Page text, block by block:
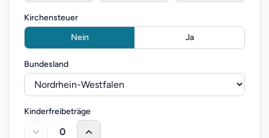
Kirchensteuer
Nein
Ja
Bundesland
Kinderfreibeträge
0